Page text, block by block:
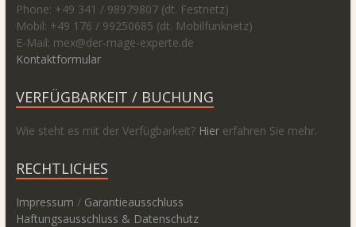
Phone: +49 341 / 98979807 (dt. Festnetz)
Mobil: +49 176 / 99250685 (dt. Mobilfunknetz)
E-Mail: mex@der-mage-experte.de
Kontaktformular
VERFÜGBARKEIT / BUCHUNG
Wie steht es mit der Verfügbarkeit? Hiererfahren Sie mehr.
RECHTLICHES
Impressum / Garantieausschluss
Haftungsausschluss & Datenschutz